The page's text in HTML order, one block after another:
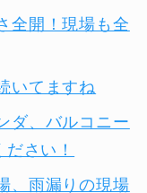
全開！現場も全
いてますね
ダ、バルコニー
さい！
、雨漏りの現場